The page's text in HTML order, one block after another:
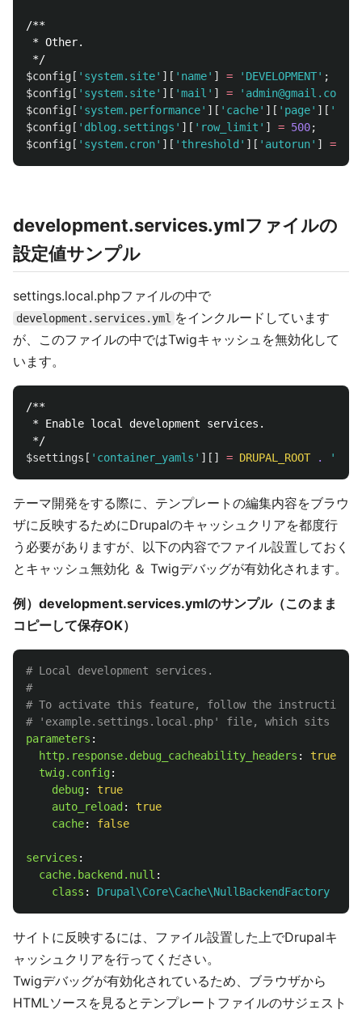
/**
* Other.
*/
$config[ 'system.site' ][ 'name' ] = 'DEVELOPMENT' ;
$config[ 'system.site' ][ 'mail' ] = 'admin@gmail.com'
$config[ 'system.performance' ][ 'cache' ][ 'page' ][
$config[ 'dblog.settings' ][ 'row_limit' ] = 500;
$config[ 'system.cron' ][ 'threshold' ][ 'autorun' ] =
development.services.ymlファイルの
設定値サンプル
settings.local.phpファイルの中で
development.services.yml をインクルードしています
が、このファイルの中ではTwigキャッシュを無効化して
います。
/**
* Enable local development services.
*/
$settings [ 'container_yamls' ][] = DRUPAL_ROOT . '/
テーマ開発をする際に、テンプレートの編集内容をブラウ
ザに反映するためにDrupalのキャッシュクリアを都度行
う必要がありますが、以下の内容でファイル設置しておく
とキャッシュ無効化 ＆ Twigデバッグが有効化されます。
例）development.services.ymlのサンプル（このまま
コピーして保存OK）
# Local development services.
#
# To activate this feature, follow the
# 'example.settings.local.php' file, which sits
parameters :
http.response.debug_cacheability_headers :
true
twig.config:
debug:
true
auto_reload:
true
cache: false
services :
cache.backend.null :
class : Drupal\Core\Cache\NullBackendFactory
サイトに反映するには、ファイル設置した上でDrupalキ
ャッシュクリアを行ってください。
Twigデバッグが有効化されているため、ブラウザから
HTMLソースを見るとテンプレートファイルのサジェスト